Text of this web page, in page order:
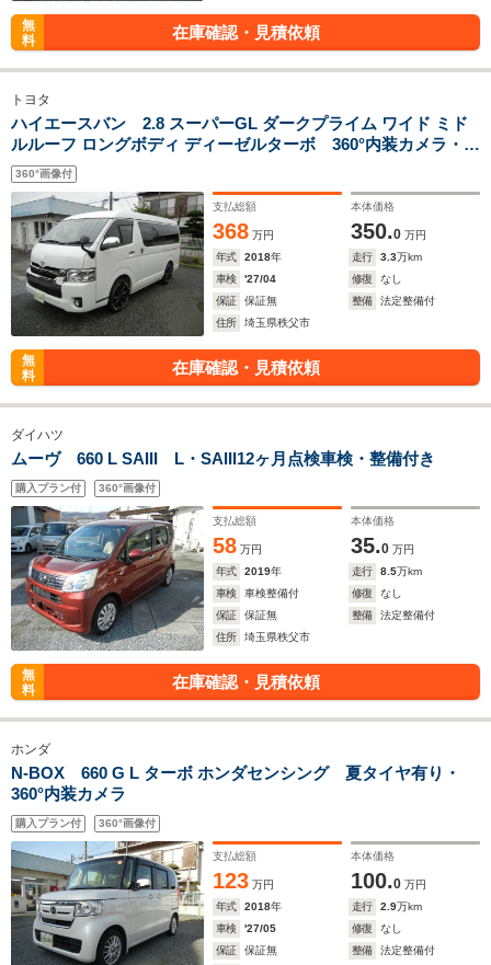
無
料
在庫確認・見積依頼
トヨタ
ハイエースバン 2.8 スーパーGL ダークプライム ワイド ミド
ルルーフ ロングボディ ディーゼルターボ 360°内装カメラ・冬
タイヤ4本
360°画像付
支払総額
368 万円
本体価格
350.0 万円
年式
2018年 走行 3.3万km
車検
'27/04 修復
なし
保証
保証無 整備
法定整備付
住所
埼玉県秩父市
無
料
在庫確認・見積依頼
ダイハツ
ムーヴ 660 L SAIII L・SAIII12ヶ月点検車検・整備付き
購入プラン付 360°画像付
支払総額
58 万円
本体価格
35.0 万円
年式
2019年 走行 8.5万km
車検
車検整備付 修復
なし
保証
保証無 整備
法定整備付
住所
埼玉県秩父市
無
料
在庫確認・見積依頼
ホンダ
N-BOX 660 G L ターボ ホンダセンシング 夏タイヤ有り・
360°内装カメラ
購入プラン付 360°画像付
支払総額
123 万円
本体価格
100.0 万円
年式
2018年 走行 2.9万km
車検
'27/05 修復
なし
保証
保証無 整備 法定整備付